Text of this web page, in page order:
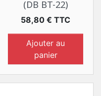
(DB BT-22)
Prix
58,80 € TTC
Ajouter au
panier